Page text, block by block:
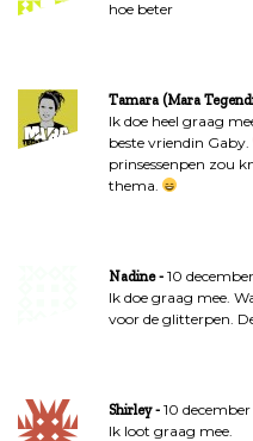
hoe beter
Tamara (Mara
Ik doe heel graag
beste vriendin Gaby.
prinsessenpen zou
thema.
Nadine
10
Ik doe graag mee.
voor de glitterpen.
Shirley
10
Ik loot graag mee.